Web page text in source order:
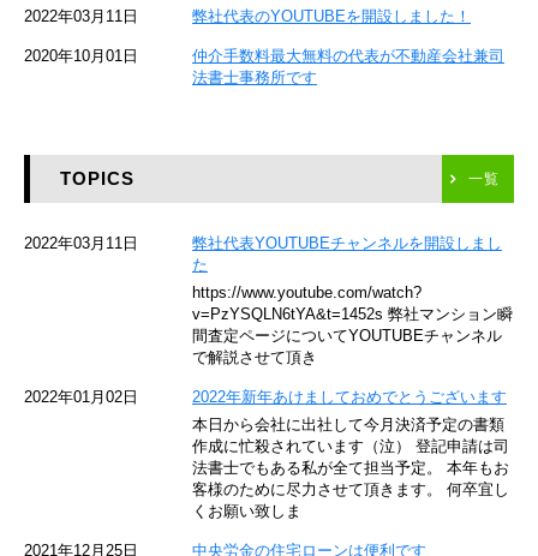
京成本線
東海道新幹線
東京メトロ東西線
京王井の頭線
JR湘南新宿ライン
京王京王線
2022年03月11日 弊社代表のYOUTUBEを開設しました！
2020年10月01日
仲介手数料最大無料の代表が不動産会社兼司
法書士事務所です
TOPICS 一覧
2022年03月11日
弊社代表YOUTUBEチャンネルを開設しまし
た
https://www.youtube.com/watch?
v=PzYSQLN6tYA&t=1452s 弊社マンション瞬
間査定ページについてYOUTUBEチャンネル
で解説させて頂き
2022年01月02日
2022年新年あけましておめでとうございます
本日から会社に出社して今月決済予定の書類
作成に忙殺されています（泣） 登記申請は司
法書士でもある私が全て担当予定。 本年もお
客様のために尽力させて頂きます。 何卒宜し
くお願い致しま
2021年12月25日
中央労金の住宅ローンは便利です